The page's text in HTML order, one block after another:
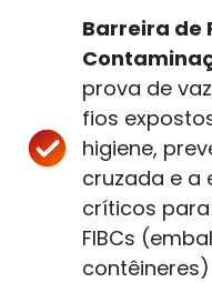
Barreira de
prova de
fios
higiene,
cruzada e a
críticos
FIBCs